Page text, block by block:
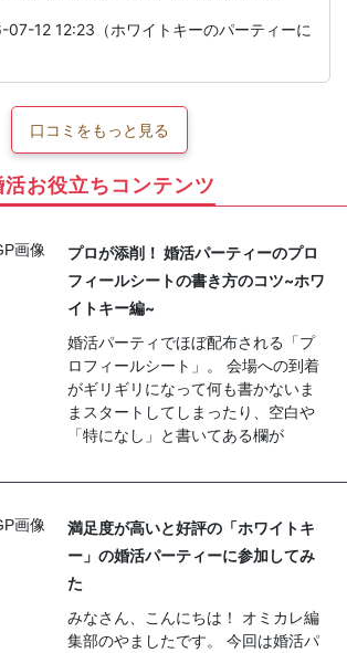
07-12 12:23（ホワイトキーのパーティーに
口コミをもっと見る
活お役立ちコンテンツ
プロが添削！ 婚活パーティーのプロ
フィールシートの書き方のコツ~ホワ
イトキー編~
婚活パーティでほぼ配布される「プ
ロフィールシート」。 会場への到着
がギリギリになって何も書かないま
まスタートしてしまったり、空白や
「特になし」と書いてある欄が
満足度が高いと好評の「ホワイトキ
ー」の婚活パーティーに参加してみ
た
みなさん、こんにちは！ オミカレ編
集部のやましたです。 今回は婚活パ